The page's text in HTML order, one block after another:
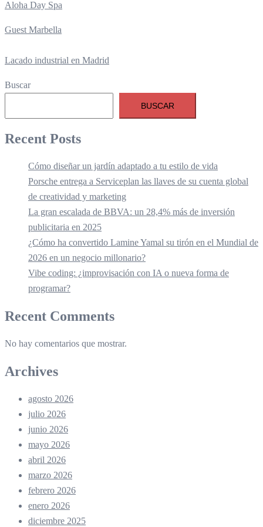
Aloha Day Spa
Guest Marbella
Lacado industrial en Madrid
Buscar
BUSCAR
Recent Posts
Cómo diseñar un jardín adaptado a tu estilo de vida
Porsche entrega a Serviceplan las llaves de su cuenta global
de creatividad y marketing
La gran escalada de BBVA: un 28,4% más de inversión
publicitaria en 2025
¿Cómo ha convertido Lamine Yamal su tirón en el Mundial de
2026 en un negocio millonario?
Vibe coding: ¿improvisación con IA o nueva forma de
programar?
Recent Comments
No hay comentarios que mostrar.
Archives
agosto 2026
julio 2026
junio 2026
mayo 2026
abril 2026
marzo 2026
febrero 2026
enero 2026
diciembre 2025